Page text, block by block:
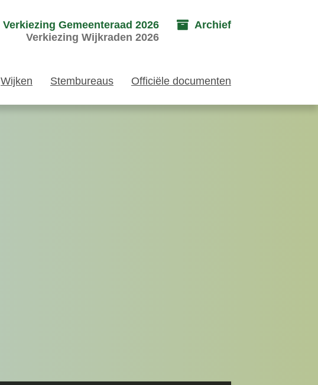
Verkiezing Gemeenteraad 2026
Verkiezing Wijkraden 2026
Archief
Wijken Stembureaus Officiële documenten